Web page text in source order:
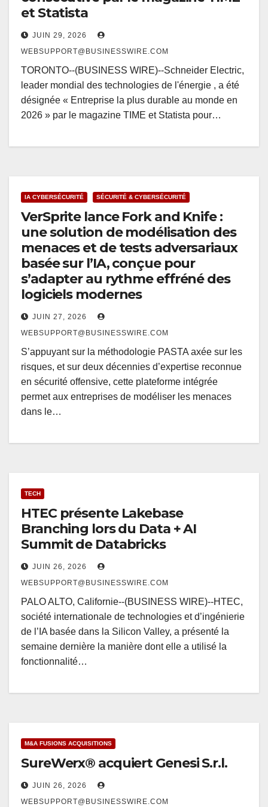
et Statista
JUIN 29, 2026
WEBSUPPORT@BUSINESSWIRE.COM
TORONTO--(BUSINESS WIRE)--Schneider Electric,
leader mondial des technologies de l'énergie , a été
désignée « Entreprise la plus durable au monde en
2026 » par le magazine TIME et Statista pour…
IA CYBERSÉCURITÉ SÉCURITÉ & CYBERSÉCURITÉ
VerSprite lance Fork and Knife :
une solution de modélisation des
menaces et de tests adversariaux
basée sur l’IA, conçue pour
s’adapter au rythme effréné des
logiciels modernes
JUIN 27, 2026
WEBSUPPORT@BUSINESSWIRE.COM
S’appuyant sur la méthodologie PASTA axée sur les
risques, et sur deux décennies d’expertise reconnue
en sécurité offensive, cette plateforme intégrée
permet aux entreprises de modéliser les menaces
dans le…
TECH
HTEC présente Lakebase
Branching lors du Data + AI
Summit de Databricks
JUIN 26, 2026
WEBSUPPORT@BUSINESSWIRE.COM
PALO ALTO, Californie--(BUSINESS WIRE)--HTEC,
société internationale de technologies et d’ingénierie
de l’IA basée dans la Silicon Valley, a présenté la
semaine dernière la manière dont elle a utilisé la
fonctionnalité…
M&A FUSIONS ACQUISITIONS
SureWerx® acquiert Genesi S.r.l.
JUIN 26, 2026
WEBSUPPORT@BUSINESSWIRE.COM